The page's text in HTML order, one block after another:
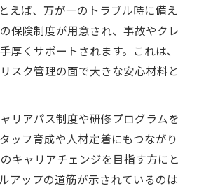
えば、万が一のトラブル時に備え
保険制度が用意され、事故やクレ
厚くサポートされます。これは、
スク管理の面で大きな安心材料と
リアパス制度や研修プログラムを
ッフ育成や人材定着にもつながり
キャリアチェンジを目指す方にと
アップの道筋が示されているのは